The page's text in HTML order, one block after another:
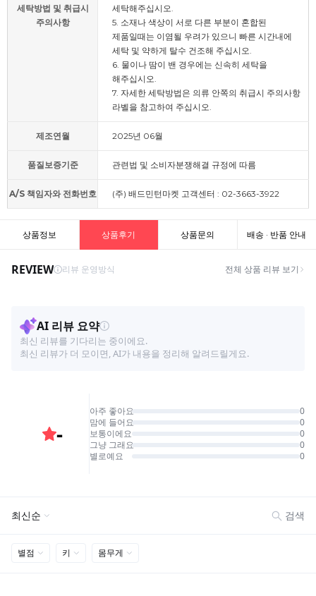
세탁방법 및 취급시
주의사항
세탁해주십시오.
5. 소재나 색상이 서로 다른 부분이 혼합된
제품일때는 이염될 우려가 있으니 빠른 시간내에
세탁 및 약하게 탈수 건조해 주십시오.
6. 물이나 땀이 밴 경우에는 신속히 세탁을
해주십시오.
7. 자세한 세탁방법은 의류 안쪽의 취급시 주의사항
라벨을 참고하여 주십시오.
제조연월 2025년 06월
품질보증기준 관련법 및 소비자분쟁해결 규정에 따름
A/S 책임자와 전화번호 (주) 배드민턴마켓 고객센터 : 02-3663-3922
상품정보 상품후기 상품문의 배송 · 반품 안내